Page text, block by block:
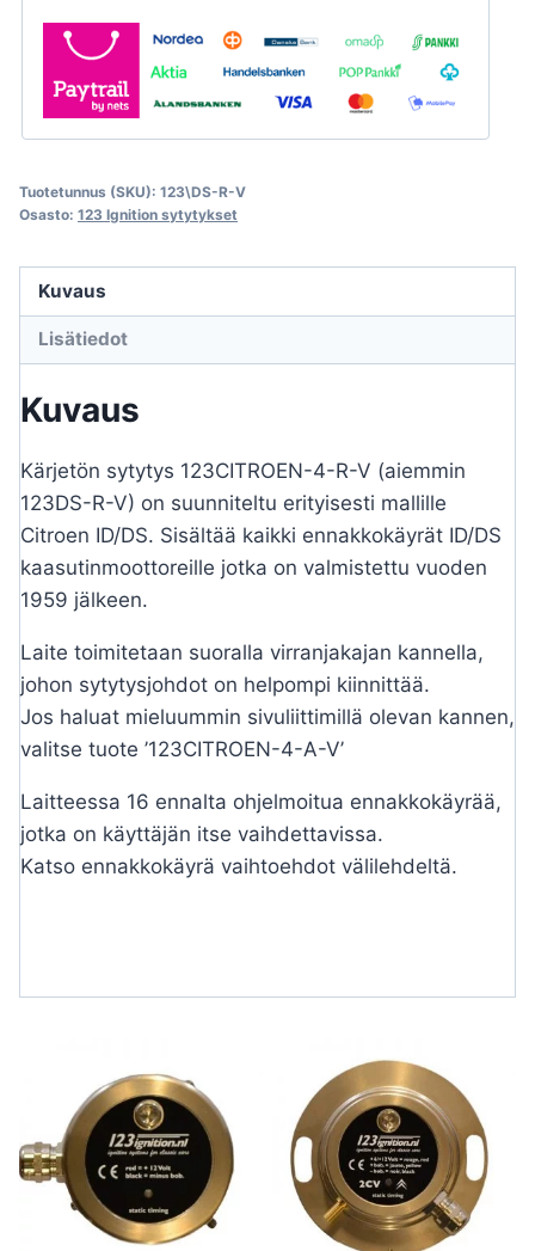
Tuotetunnus (SKU): 123\DS-R-V
Osasto: 123 Ignition sytytykset
Kuvaus
Lisätiedot
Kuvaus
Kärjetön sytytys 123CITROEN-4-R-V (aiemmin
123DS-R-V) on suunniteltu erityisesti mallille
Citroen ID/DS. Sisältää kaikki ennakkokäyrät ID/DS
kaasutinmoottoreille jotka on valmistettu vuoden
1959 jälkeen.
Laite toimitetaan suoralla virranjakajan kannella,
johon sytytysjohdot on helpompi kiinnittää.
Jos haluat mieluummin sivuliittimillä olevan kannen,
valitse tuote ’123CITROEN-4-A-V’
Laitteessa 16 ennalta ohjelmoitua ennakkokäyrää,
jotka on käyttäjän itse vaihdettavissa.
Katso ennakkokäyrä vaihtoehdot välilehdeltä.